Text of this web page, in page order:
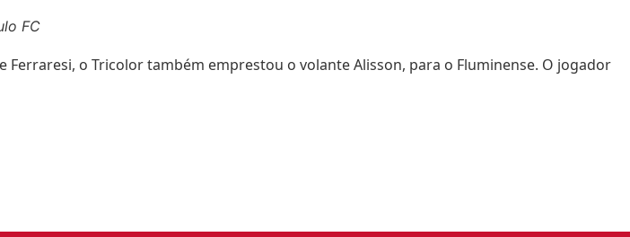
FC
Ferraresi, o Tricolor também emprestou o volante Alisson, para o Fluminense. O jogador